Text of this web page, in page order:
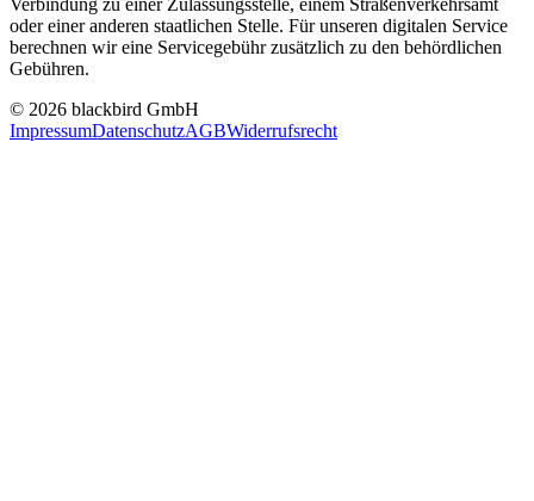
oder einer anderen staatlichen Stelle. Für unseren digitalen Service
berechnen wir eine Servicegebühr zusätzlich zu den behördlichen
Gebühren.
© 2026 blackbird GmbH
ImpressumDatenschutzAGBWiderrufsrecht